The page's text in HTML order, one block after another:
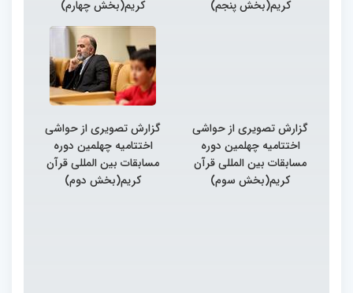
کریم(بخش پنجم) کریم(بخش چهارم)
گزارش تصویری از حواشی
اختتامیه چهلمین دوره
مسابقات بین المللی قرآن
کریم(بخش سوم)
گزارش تصویری از حواشی
اختتامیه چهلمین دوره
مسابقات بین المللی قرآن
کریم(بخش دوم)